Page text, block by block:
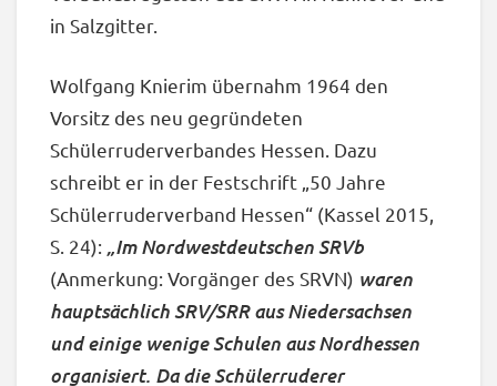
in Salzgitter.
Wolfgang Knierim übernahm 1964 den
Vorsitz des neu gegründeten
Schülerruderverbandes Hessen. Dazu
schreibt er in der Festschrift „50 Jahre
Schülerruderverband Hessen“ (Kassel 2015,
S. 24): „Im Nordwestdeutschen SRVb
(Anmerkung: Vorgänger des SRVN) waren
hauptsächlich SRV/SRR aus Niedersachsen
und einige wenige Schulen aus Nordhessen
organisiert. Da die Schülerruderer